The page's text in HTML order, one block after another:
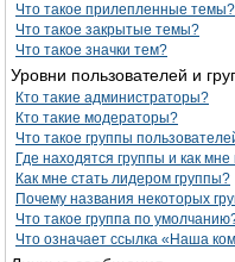
Что такое прилепленные темы?
Что такое закрытые темы?
Что такое значки тем?
Уровни пользователей и
Кто такие администраторы?
Кто такие модераторы?
Что такое группы
Где находятся группы и как мне
Как мне стать лидером группы?
Почему названия некоторых
Что такое группа по
Что означает ссылка «Наша